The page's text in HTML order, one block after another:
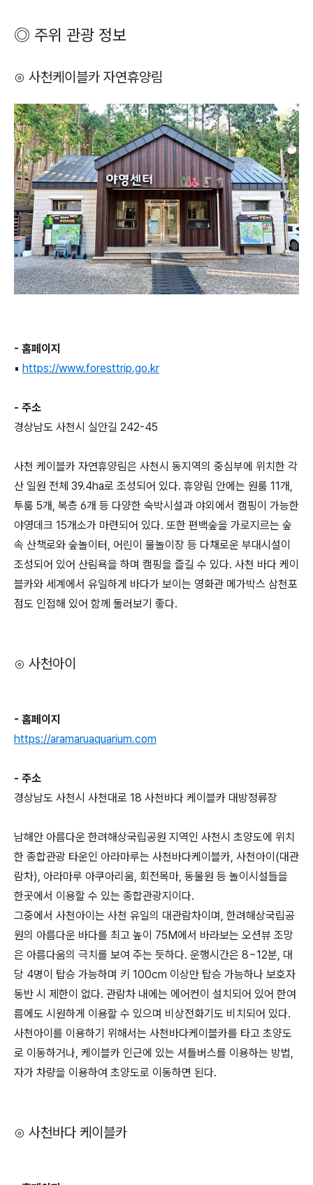
◎ 주위 관광 정보
⊙ 사천케이블카 자연휴양림
- 홈페이지
▪ https://www.foresttrip.go.kr
- 주소
경상남도 사천시 실안길 242-45
사천 케이블카 자연휴양림은 사천시 동지역의 중심부에 위치한 각
산 일원 전체 39.4ha로 조성되어 있다. 휴양림 안에는 원룸 11개,
투룸 5개, 복층 6개 등 다양한 숙박시설과 야외에서 캠핑이 가능한
야영데크 15개소가 마련되어 있다. 또한 편백숲을 가로지르는 숲
속 산책로와 숲놀이터, 어린이 물놀이장 등 다채로운 부대시설이
조성되어 있어 산림욕을 하며 캠핑을 즐길 수 있다. 사천 바다 케이
블카와 세계에서 유일하게 바다가 보이는 영화관 메가박스 삼천포
점도 인접해 있어 함께 둘러보기 좋다.
⊙ 사천아이
- 홈페이지
https://aramaruaquarium.com
- 주소
경상남도 사천시 사천대로 18 사천바다 케이블카 대방정류장
남해안 아름다운 한려해상국립공원 지역인 사천시 초양도에 위치
한 종합관광 타운인 아라마루는 사천바다케이블카, 사천아이(대관
람차), 아라마루 아쿠아리움, 회전목마, 동물원 등 놀이시설들을
한곳에서 이용할 수 있는 종합관광지이다.
그중에서 사천아이는 사천 유일의 대관람차이며, 한려해상국립공
원의 아름다운 바다를 최고 높이 75M에서 바라보는 오션뷰 조망
은 아름다움의 극치를 보여 주는 듯하다. 운행시간은 8~12분, 대
당 4명이 탑승 가능하며 키 100cm 이상만 탑승 가능하나 보호자
동반 시 제한이 없다. 관람차 내에는 에어컨이 설치되어 있어 한여
름에도 시원하게 이용할 수 있으며 비상전화기도 비치되어 있다.
사천아이를 이용하기 위해서는 사천바다케이블카를 타고 초양도
로 이동하거나, 케이블카 인근에 있는 셔틀버스를 이용하는 방법,
자가 차량을 이용하여 초양도로 이동하면 된다.
⊙ 사천바다 케이블카